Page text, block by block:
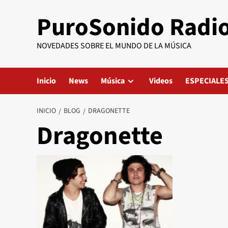
PuroSonido
NOVEDADES SOBRE EL MUNDO DE LA MÚSICA
Inicio News Música Videos
INICIO BLOG DRAGONETTE
Dragonette